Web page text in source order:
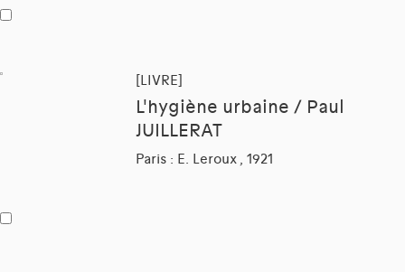
[LIVRE]
L'hygiène urbaine / Paul
JUILLERAT
Paris : E. Leroux , 1921